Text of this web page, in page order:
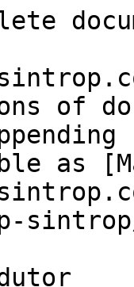
of
as